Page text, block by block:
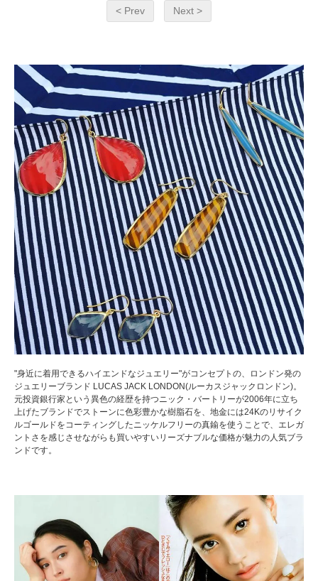
< Prev Next >
"身近に着用できるハイエンドなジュエリー"がコンセプトの、ロンドン発の
ジュエリーブランド LUCAS JACK LONDON(ルーカスジャックロンドン)。
元投資銀行家という異色の経歴を持つニック・バートリーが2006年に立ち
上げたブランドでストーンに色彩豊かな樹脂石を、地金には24Kのリサイク
ルゴールドをコーティングしたニッケルフリーの真鍮を使うことで、エレガ
ントさを感じさせながらも買いやすいリーズナブルな価格が魅力の人気ブラ
ンドです。